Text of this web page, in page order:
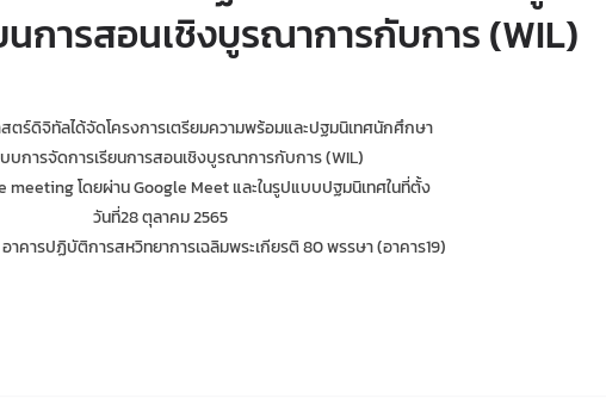
การสอนเชิงบูรณาการกับการ (WIL)
สตร์ดิจิทัลได้จัดโครงการเตรียมความพร้อมและปฐมนิเทศนักศึกษา
บการจัดการเรียนการสอนเชิงบูรณาการกับการ (WIL)
meeting โดยผ่าน Google Meet และในรูปแบบปฐมนิเทศในที่ตั้ง
วันที่28 ตุลาคม 2565
คารปฏิบัติการสหวิทยาการเฉลิมพระเกียรติ 80 พรรษา (อาคาร19)